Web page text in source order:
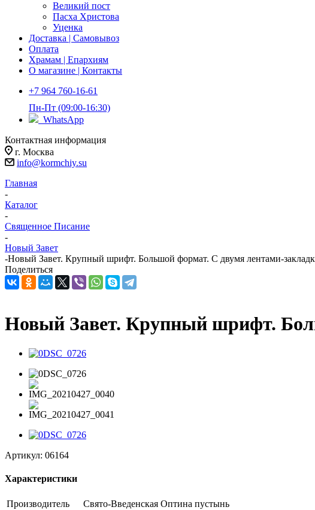
Великий пост
Пасха Христова
Уценка
Доставка | Самовывоз
Оплата
Храмам | Епархиям
О магазине | Контакты
+7 964 760-16-61
Пн-Пт (09:00-16:30)
WhatsApp
Контактная информация
г. Москва
info@kormchiy.su
Главная
-
Каталог
-
Священное Писание
-
Новый Завет
-Новый Завет. Крупный шрифт. Большой формат. С двумя лентами-
Поделиться
Новый Завет. Крупный шрифт.
Артикул: 06164
Характеристики
Производитель
Свято-Введенская Оптина пустынь